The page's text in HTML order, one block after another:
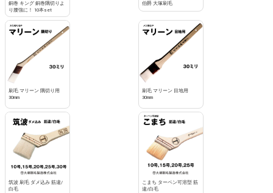
銅巻 キング 銅巻隅切りよ
り腰強に！ 10本set
伯爵 大塚刷毛
刷毛 マリーン 隅切り用
30mm
刷毛 マリーン 目地用
30mm
筑波 刷毛 ダメ込み 筋違/
白毛
こまち ターペン可溶型 筋
違/白毛